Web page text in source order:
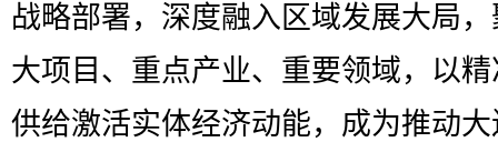
战略部署，深度融入区域发展大局
大项目、重点产业、重要领域，以
供给激活实体经济动能，成为推动